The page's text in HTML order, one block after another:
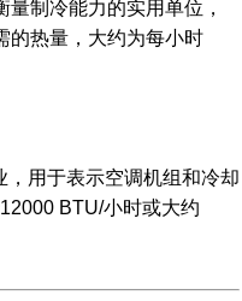
制冷能力的实用单位，
的热量，大约为每小时
用于表示空调机组和冷却
BTU/小时或大约